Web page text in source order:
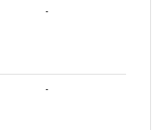
-
-